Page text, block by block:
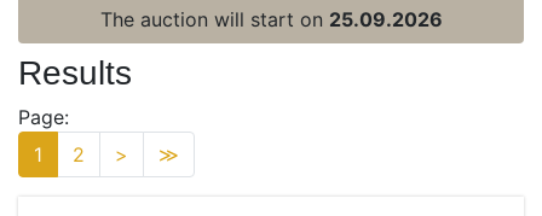
The auction will start on 25.09.2026
Results
Page:
1
2 > ≫